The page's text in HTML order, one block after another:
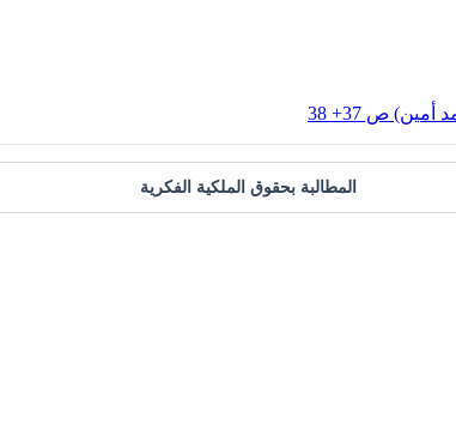
المطالبة بحقوق الملكية الفكرية